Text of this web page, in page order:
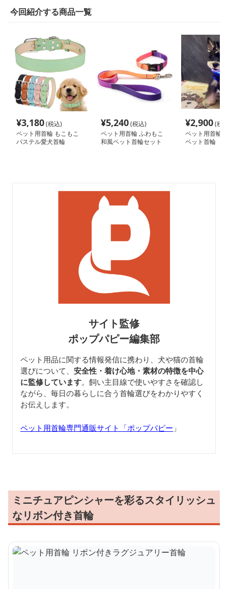
今回紹介する商品一覧
¥3,180(税込)
ペット用首輪 もこもこ
パステル愛犬首輪
¥5,240(税込)
ペット用首輪 ふわもこ
和風ペット首輪セット
¥2,900(税
ペット用首輪
ペット首輪
サイト監修
ポップパピー編集部
ペット用品に関する情報発信に携わり、犬や猫の首輪
選びについて、 安全性・着け心地・素材の特徴を中心
に監修しています。飼い主目線で使いやすさを確認し
ながら、毎日の暮らしに合う首輪選びをわかりやすく
お伝えします。
ペット用首輪専門通販サイト「ポップパピー 」
ミニチュアピンシャーを彩るスタイリッシュ
なリボン付き首輪